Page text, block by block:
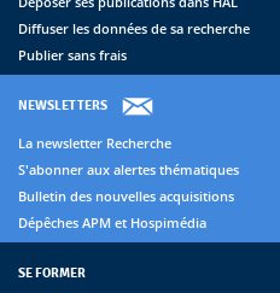
Diffuser les données de sa recherche
Publier sans frais
NEWSLETTERS
La newsletter Recherche
S'abonner aux alertes thématiques
Bulletin des nouvelles acquisitions
Dépêches APM et Hospimédia
SE FORMER